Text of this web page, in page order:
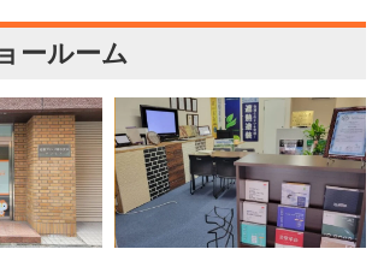
ールーム